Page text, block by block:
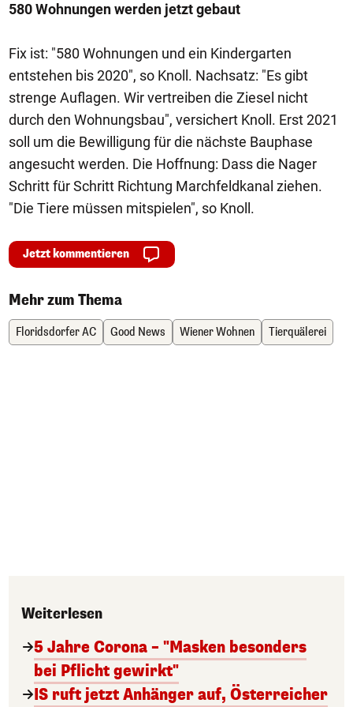
580 Wohnungen werden jetzt gebaut
Fix ist: "580 Wohnungen und ein Kindergarten
entstehen bis 2020", so Knoll. Nachsatz: "Es gibt
strenge Auflagen. Wir vertreiben die Ziesel nicht
durch den Wohnungsbau", versichert Knoll. Erst 2021
soll um die Bewilligung für die nächste Bauphase
angesucht werden. Die Hoffnung: Dass die Nager
Schritt für Schritt Richtung Marchfeldkanal ziehen.
"Die Tiere müssen mitspielen", so Knoll.
Jetzt kommentieren
Mehr zum Thema
Floridsdorfer AC Good News Wiener Wohnen Tierquälerei
Weiterlesen
5 Jahre Corona – "Masken besonders
bei Pflicht gewirkt"
IS ruft jetzt Anhänger auf, Österreicher